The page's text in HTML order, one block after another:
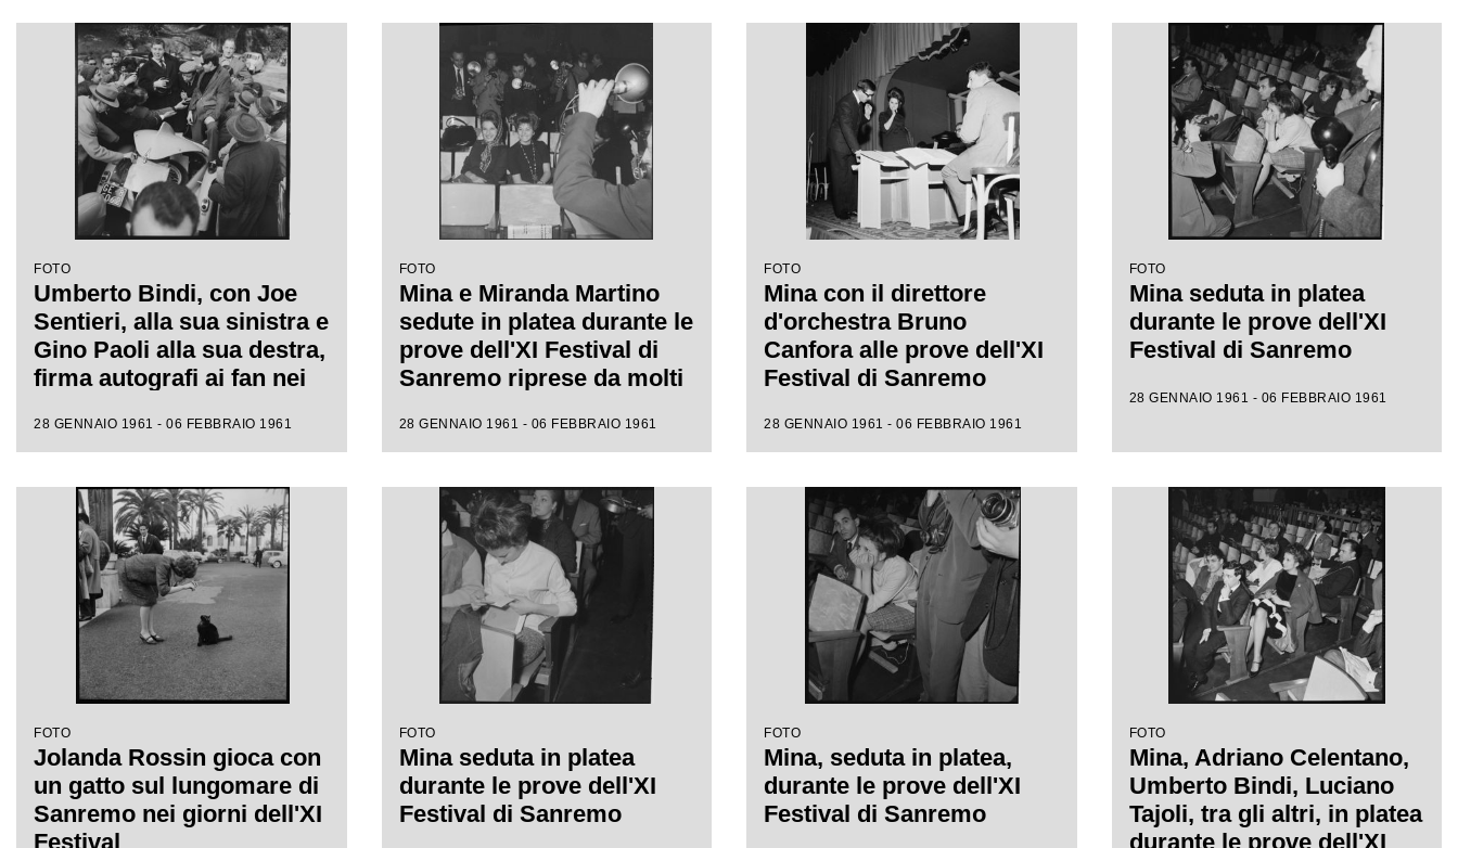
FOTO
Umberto Bindi, con Joe
Sentieri, alla sua sinistra e
Gino Paoli alla sua destra,
firma autografi ai fan nei
Sanremo
28 GENNAIO 1961 - 06 FEBBRAIO 1961
FOTO
Mina e Miranda Martino
sedute in platea durante le
prove dell'XI Festival di
Sanremo riprese da molti
28 GENNAIO 1961 - 06 FEBBRAIO 1961
FOTO
Mina con il direttore
d'orchestra Bruno
Canfora alle prove dell'XI
Festival di Sanremo
28 GENNAIO 1961 - 06 FEBBRAIO 1961
FOTO
Mina seduta in platea
durante le prove dell'XI
Festival di Sanremo
28 GENNAIO 1961 - 06 FEBBRAIO 1961
FOTO
Jolanda Rossin gioca con
un gatto sul lungomare di
Sanremo nei giorni dell'XI
Festival
FOTO
Mina seduta in platea
durante le prove dell'XI
Festival di Sanremo
FOTO
Mina, seduta in platea,
durante le prove dell'XI
Festival di Sanremo
FOTO
Mina, Adriano Celentano,
Umberto Bindi, Luciano
Tajoli, tra gli altri, in platea
durante le prove dell'XI